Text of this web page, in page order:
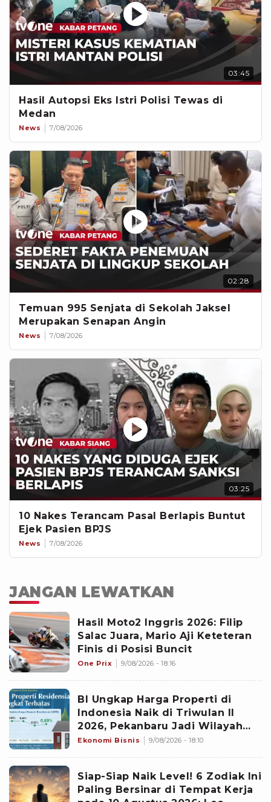
03:45
Hasil Autopsi Eks Istri Polisi Tewas di
Medan
News 7/08/2026
02:28
Temuan 995 Senjata di Sekolah Jaksel
Merupakan Senapan Angin
News 7/08/2026
03:25
10 Nakes Terancam Pasal Berlapis Buntut
Ejek Pasien BPJS
News 7/08/2026
JANGAN LEWATKAN
Hasil Moto2 Inggris 2026: Filip
Salac Juara, Mario Aji Keteteran
Finis di Posisi Buncit
One Prix 9/08/2026 - 18:16
BI Ungkap Harga Properti di
Indonesia Naik di Triwulan II
2026, Pekanbaru Jadi Wilayah
Paling Mencolok
Ekonomi Bisnis 9/08/2026 - 18:10
Siap-Siap Naik Level! 6 Zodiak Ini
Paling Bersinar di Tempat Kerja